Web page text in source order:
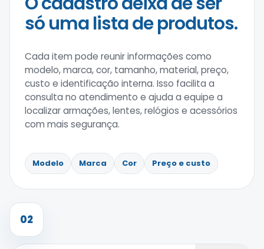
só uma lista de produtos.
Cada item pode reunir informações como
modelo, marca, cor, tamanho, material, preço,
custo e identificação interna. Isso facilita a
consulta no atendimento e ajuda a equipe a
localizar armações, lentes, relógios e acessórios
com mais segurança.
Modelo Marca Cor Preço e custo
02